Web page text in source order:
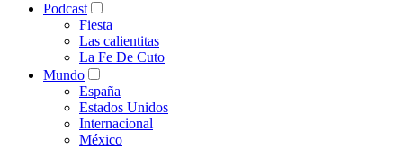
Podcast
Fiesta
Las calientitas
La Fe De Cuto
Mundo
España
Estados Unidos
Internacional
México